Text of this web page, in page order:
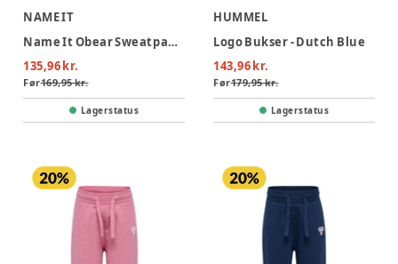
NAME IT
Name It Obear Sweatpants - French Roast
135,96 kr.
Før169,95 kr.
Lagerstatus
HUMMEL
Logo Bukser - Dutch Blue
143,96 kr.
Før179,95 kr.
Lagerstatus